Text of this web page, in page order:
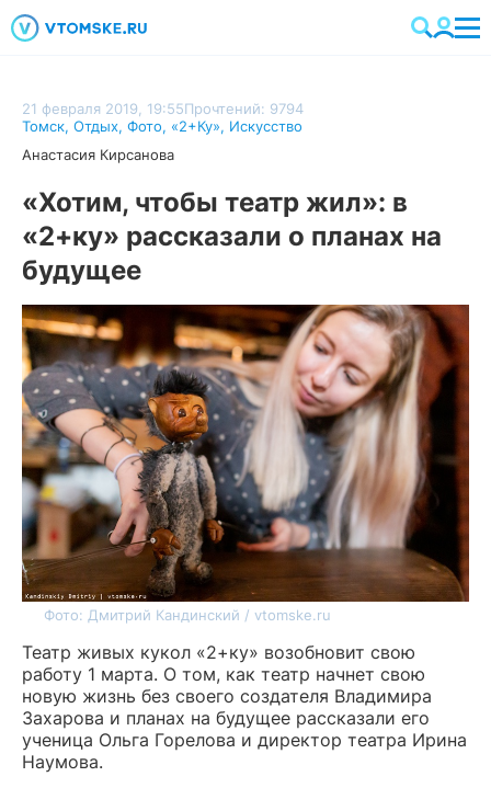
21 февраля 2019, 19:55Прочтений: 9794
Томск, Отдых, Фото, «2+Ку», Искусство
Анастасия Кирсанова
«Хотим, чтобы театр жил»: в
«2+ку» рассказали о планах на
будущее
Фото: Дмитрий Кандинский / vtomske.ru
Театр живых кукол «2+ку» возобновит свою
работу 1 марта. О том, как театр начнет свою
новую жизнь без своего создателя Владимира
Захарова и планах на будущее рассказали его
ученица Ольга Горелова и директор театра Ирина
Наумова.